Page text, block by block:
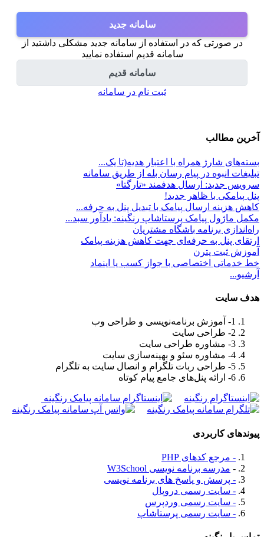
سامانه جدید
در صورتی که در استفاده از سامانه جدید مشکلی داشتید از
سامانه قدیم استفاده نمایید
سامانه قدیم
ثبت نام در سامانه
آخرین مطالب
بسته‌های شارژ همراه با اعتبار هدیه(تا یک...
تبلیغات انبوه در پیام رسان بله از طریق سامانه
سرویس جدید: ارسال هدفمند «تارگتا»
پنل پیامکی با ظاهر جدید!
کاهش هزینه ارسال پیامک با تبدیل پنل به حرفه...
مکمل ماژول پیامک پرستاشاپ رنگینه: یادآور سبد...
راه‌اندازی برنامه باشگاه مشتریان
ارتقای پنل به حرفه‌ای جهت کاهش هزینه پیامک
آموزش ثبت پترن
خط خدماتی اختصاصی با جواز کسب یا اینماد
آرشیو...
هدف سايت
1- آموزش برنامه‌نویسی و طراحی وب
2- طراحی سایت
3- مشاوره طراحی سایت
4- مشاوره سئو و بهینه‌سازی سایت
5- طراحی ربات تلگرام و انصال سایت به تلگرام
6- ارائه پنل‌های جامع پیام کوتاه
پیوندهای کاربردی
- مرجع کدهای PHP
- مدرسه برنامه نویسی W3School
- پرسش و پاسخ های برنامه نویسی
- سایت رسمی دروپال
- سایت رسمی وردپرس
- سایت رسمی پرستاشاپ